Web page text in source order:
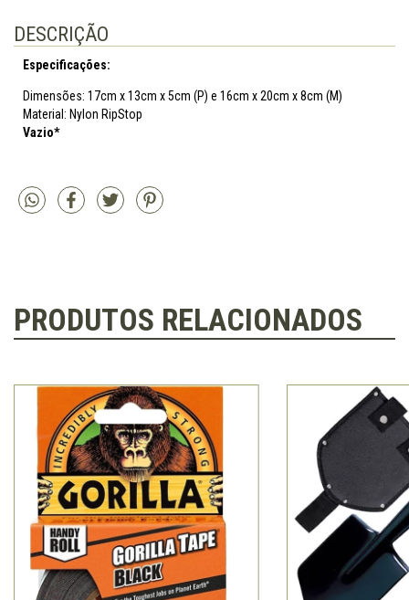
DESCRIÇÃO
Especificações:
Dimensões: 17cm x 13cm x 5cm (P) e 16cm x 20cm x 8cm (M)
Material: Nylon RipStop
Vazio*
PRODUTOS RELACIONADOS